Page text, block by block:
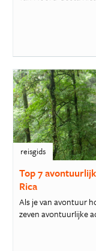
reisgids
Top 7
Rica
Als je van avontuur
zeven avontuurlijke